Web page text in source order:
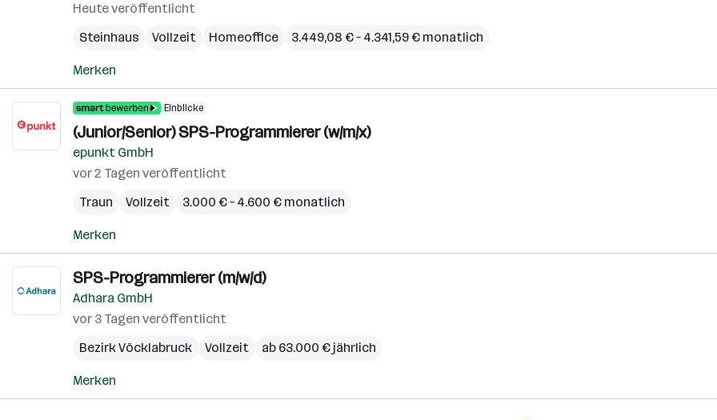
Heute veröffentlicht
Steinhaus
Vollzeit Homeoffice 3.449,08 € – 4.341,59 € monatlich
Merken
Einblicke
(Junior/Senior) SPS-Programmierer (w/m/x)
epunkt GmbH
vor 2 Tagen veröffentlicht
Traun
Vollzeit 3.000 € – 4.600 € monatlich
Merken
SPS-Programmierer (m/w/d)
Adhara GmbH
vor 3 Tagen veröffentlicht
Bezirk Vöcklabruck
Vollzeit ab 63.000 € jährlich
Merken